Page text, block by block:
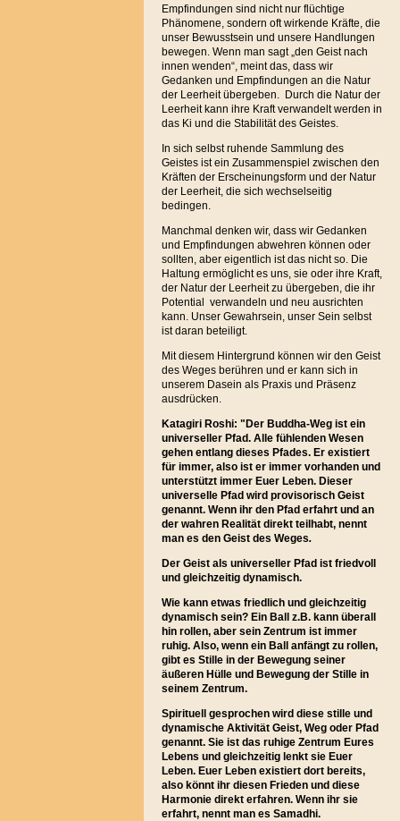
Empfindungen sind nicht nur flüchtige
Phänomene, sondern oft wirkende Kräfte, die
unser Bewusstsein und unsere Handlungen
bewegen. Wenn man sagt „den Geist nach
innen wenden“, meint das, dass wir
Gedanken und Empfindungen an die Natur
der Leerheit übergeben. Durch die Natur der
Leerheit kann ihre Kraft verwandelt werden in
das Ki und die Stabilität des Geistes.
In sich selbst ruhende Sammlung des
Geistes ist ein Zusammenspiel zwischen den
Kräften der Erscheinungsform und der Natur
der Leerheit, die sich wechselseitig
bedingen.
Manchmal denken wir, dass wir Gedanken
und Empfindungen abwehren können oder
sollten, aber eigentlich ist das nicht so. Die
Haltung ermöglicht es uns, sie oder ihre Kraft,
der Natur der Leerheit zu übergeben, die ihr
Potential verwandeln und neu ausrichten
kann. Unser Gewahrsein, unser Sein selbst
ist daran beteiligt.
Mit diesem Hintergrund können wir den Geist
des Weges berühren und er kann sich in
unserem Dasein als Praxis und Präsenz
ausdrücken.
Katagiri Roshi: "Der Buddha-Weg ist ein
universeller Pfad. Alle fühlenden Wesen
gehen entlang dieses Pfades. Er existiert
für immer, also ist er immer vorhanden und
unterstützt immer Euer Leben. Dieser
universelle Pfad wird provisorisch Geist
genannt. Wenn ihr den Pfad erfahrt und an
der wahren Realität direkt teilhabt, nennt
man es den Geist des Weges.
Der Geist als universeller Pfad ist friedvoll
und gleichzeitig dynamisch.
Wie kann etwas friedlich und gleichzeitig
dynamisch sein? Ein Ball z.B. kann überall
hin rollen, aber sein Zentrum ist immer
ruhig. Also, wenn ein Ball anfängt zu rollen,
gibt es Stille in der Bewegung seiner
äußeren Hülle und Bewegung der Stille in
seinem Zentrum.
Spirituell gesprochen wird diese stille und
dynamische Aktivität Geist, Weg oder Pfad
genannt. Sie ist das ruhige Zentrum Eures
Lebens und gleichzeitig lenkt sie Euer
Leben. Euer Leben existiert dort bereits,
also könnt ihr diesen Frieden und diese
Harmonie direkt erfahren. Wenn ihr sie
erfahrt, nennt man es Samadhi.